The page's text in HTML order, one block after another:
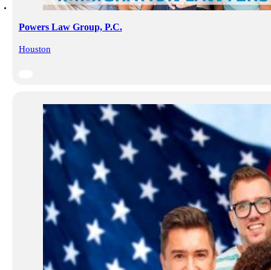
Powers Law Group, P.C.
Houston